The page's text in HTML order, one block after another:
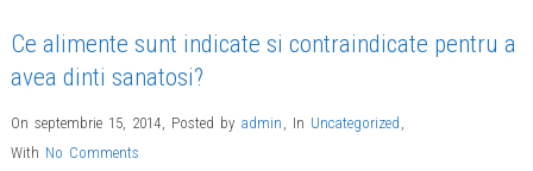
Ce alimente sunt indicate si contraindicate pentru a
avea dinti sanatosi?
On septembrie 15, 2014, Posted by admin , In Uncategorized ,
With No Comments